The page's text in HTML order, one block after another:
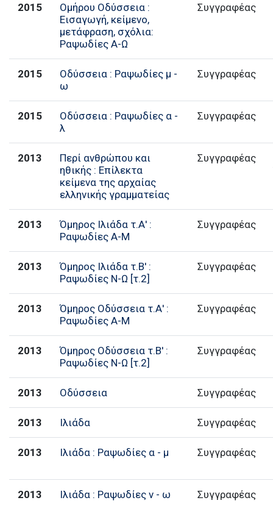
2015
Ομήρου Οδύσσεια :
Εισαγωγή, κείμενο,
μετάφραση, σχόλια:
Ραψωδίες Α-Ω
Συγγραφέας
2015
Οδύσσεια : Ραψωδίες μ -
ω
Συγγραφέας
2015
Οδύσσεια : Ραψωδίες α -
λ
Συγγραφέας
2013
Περί ανθρώπου και
ηθικής : Επίλεκτα
κείμενα της αρχαίας
ελληνικής γραμματείας
Συγγραφέας
2013
Όμηρος Ιλιάδα τ.Α' :
Ραψωδίες Α-Μ
Συγγραφέας
2013
Όμηρος Ιλιάδα τ.Β' :
Ραψωδίες Ν-Ω [τ.2]
Συγγραφέας
2013
Όμηρος Οδύσσεια τ.Α' :
Ραψωδίες Α-Μ
Συγγραφέας
2013
Όμηρος Οδύσσεια τ.Β' :
Ραψωδίες Ν-Ω [τ.2]
Συγγραφέας
2013 Οδύσσεια Συγγραφέας
2013 Ιλιάδα Συγγραφέας
2013 Ιλιάδα : Ραψωδίες α - μ Συγγραφέας
2013 Ιλιάδα : Ραψωδίες ν - ω Συγγραφέας